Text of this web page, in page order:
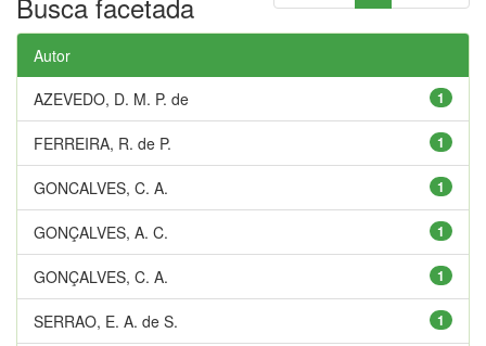
Autor
1
AZEVEDO, D. M. P. de
1
FERREIRA, R. de P.
1
GONCALVES, C. A.
1
GONÇALVES, A. C.
1
GONÇALVES, C. A.
1
SERRAO, E. A. de S.